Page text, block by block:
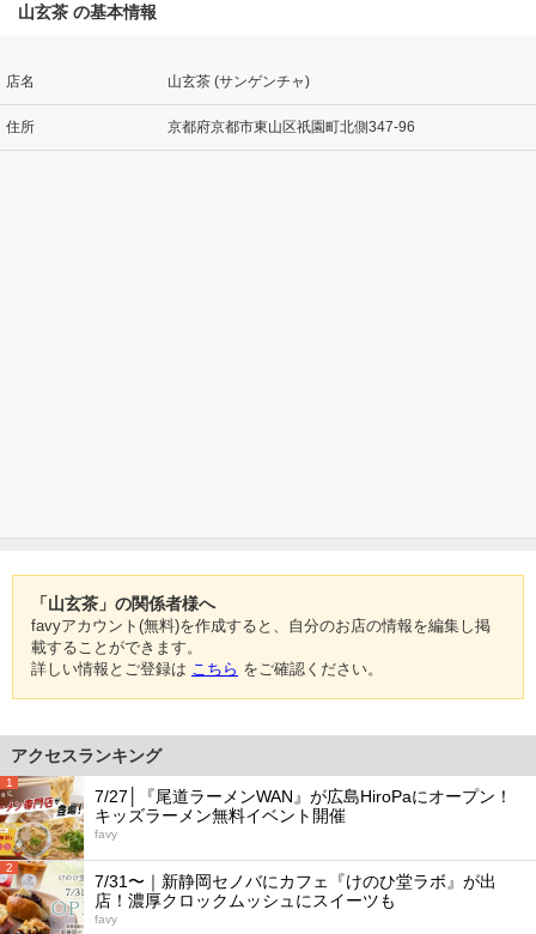
山玄茶 の基本情報
店名 山玄茶 (サンゲンチャ)
住所 京都府京都市東山区祇園町北側347-96
「山玄茶」の関係者様へ
favyアカウント(無料)を作成すると、自分のお店の情報を編集し掲
載することができます。
詳しい情報とご登録は こちら をご確認ください。
アクセスランキング
1
7/27│『尾道ラーメンWAN』が広島HiroPaにオープン！
キッズラーメン無料イベント開催
favy
2
7/31〜｜新静岡セノバにカフェ『けのひ堂ラボ』が出
店！濃厚クロックムッシュにスイーツも
favy